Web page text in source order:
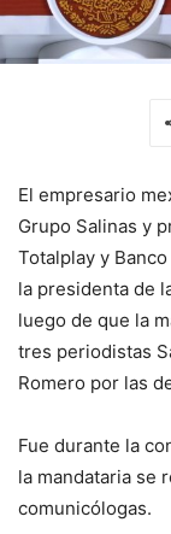
El empresario
Grupo Salinas y
Totalplay y
la presidenta de
luego de que la
tres periodistas
Romero por las
Fue durante la
la mandataria se
comunicólogas.